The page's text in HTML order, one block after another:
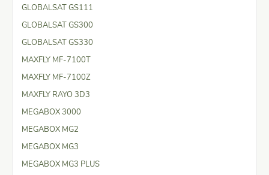
GLOBALSAT GS111
GLOBALSAT GS300
GLOBALSAT GS330
MAXFLY MF-7100T
MAXFLY MF-7100Z
MAXFLY RAYO 3D3
MEGABOX 3000
MEGABOX MG2
MEGABOX MG3
MEGABOX MG3 PLUS